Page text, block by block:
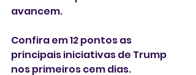
avancem.
Confira em 12 pontos as
principais iniciativas de Trump
nos primeiros cem dias.